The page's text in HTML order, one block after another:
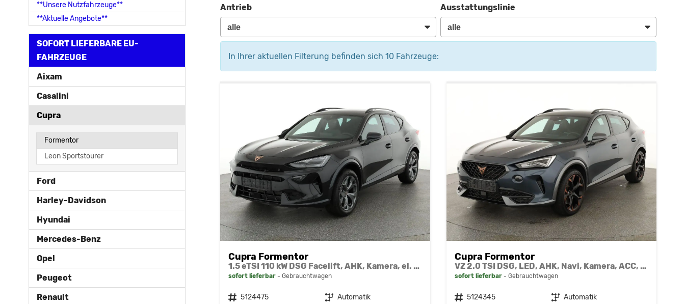
Antrieb Ausstattungslinie
In Ihrer aktuellen Filterung befinden sich 10 Fahrzeuge:
Cupra Formentor
1.5 eTSI 110 kW DSG Facelift, AHK, Kamera, el. Klappe, KESSY, Winter
sofort lieferbar Gebrauchtwagen
Fahrzeugnr. 5124475 Getriebe Automatik
Cupra Formentor
VZ 2.0 TSI DSG, LED, AHK, Navi, Kamera, ACC, Side, 19-Zoll
sofort lieferbar Gebrauchtwagen
Fahrzeugnr. 5124345 Getriebe Automatik
**Unsere Nutzfahrzeuge**
**Aktuelle Angebote**
SOFORT LIEFERBARE EU-
FAHRZEUGE
Aixam
Casalini
Cupra
Formentor
Leon Sportstourer
Ford
Harley-Davidson
Hyundai
Mercedes-Benz
Opel
Peugeot
Renault